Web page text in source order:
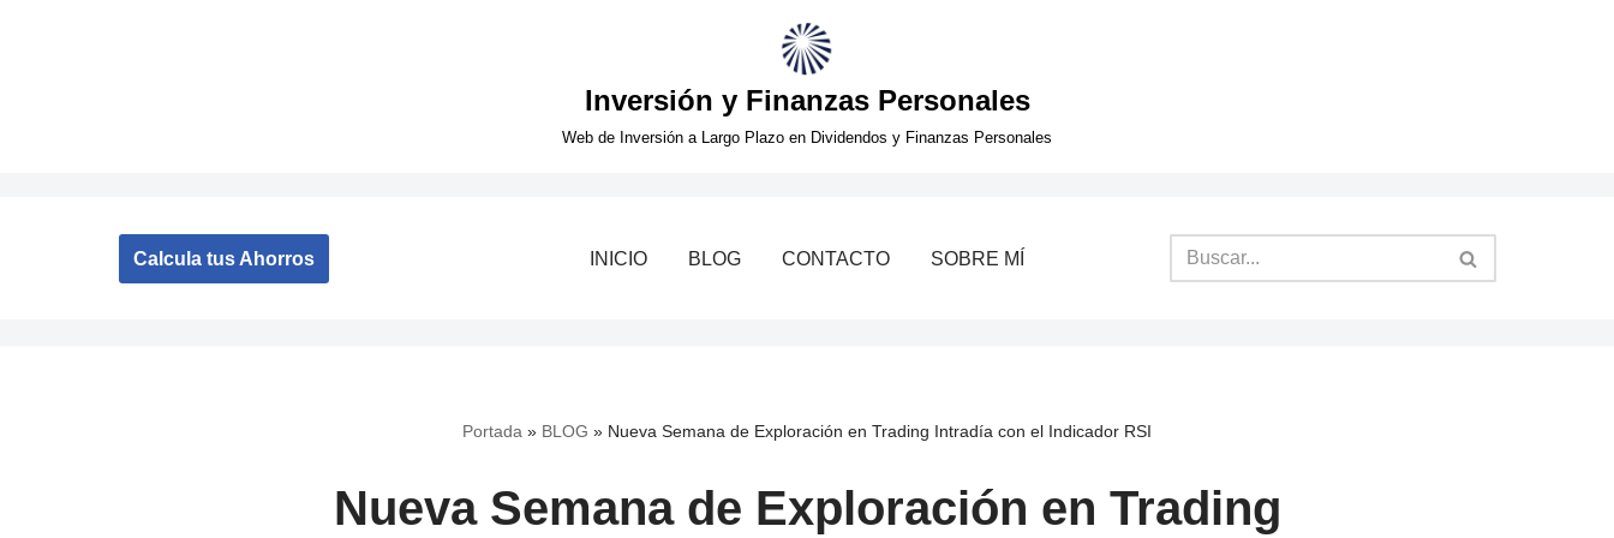
Inversión y Finanzas Personales
Web de Inversión a Largo Plazo en Dividendos y Finanzas Personales
Calcula tus Ahorros INICIO BLOG CONTACTO SOBRE MÍ
Portada » BLOG » Nueva Semana de Exploración en Trading Intradía con el Indicador RSI
Nueva Semana de Exploración en Trading